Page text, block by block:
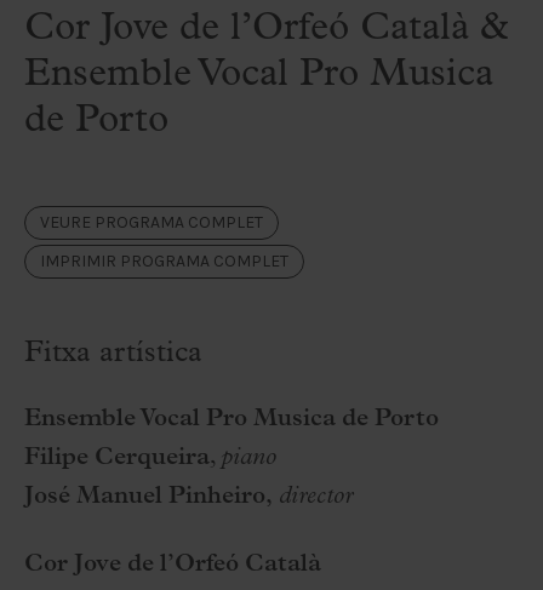
Cor Jove de l’Orfeó Català &
Ensemble Vocal Pro Musica
de Porto
VEURE PROGRAMA COMPLET
IMPRIMIR PROGRAMA COMPLET
Fitxa artística
Ensemble Vocal Pro Musica de Porto
Filipe Cerqueira, piano
José Manuel Pinheiro, director
Cor Jove de l’Orfeó Català